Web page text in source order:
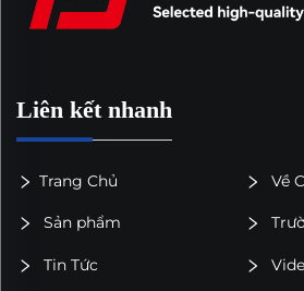
Liên kết nhanh
Trang Chủ Về
Sản phẩm
Tin Tức